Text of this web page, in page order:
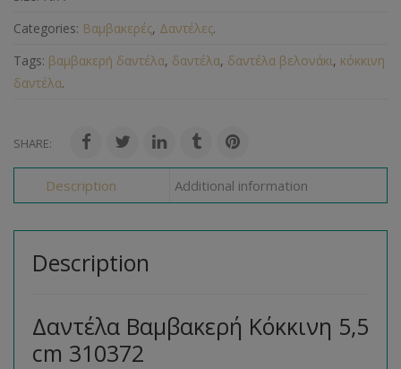
Categories: Βαμβακερές, Δαντέλες.
Tags: βαμβακερή δαντέλα, δαντέλα, δαντέλα βελονάκι, κόκκινη
δαντέλα.
SHARE:
Description Additional information
Description
Δαντέλα Βαμβακερή Κόκκινη 5,5
cm 310372